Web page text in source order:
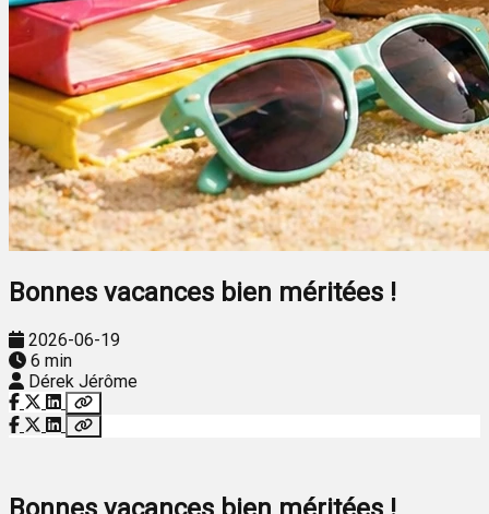
Bonnes vacances bien méritées !
2026-06-19
6 min
Dérek Jérôme